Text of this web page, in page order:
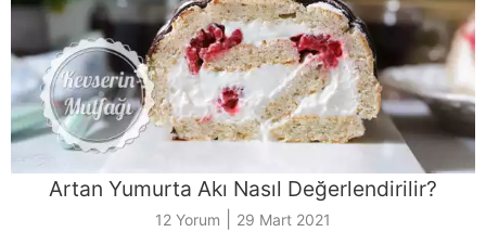
Artan Yumurta Akı Nasıl Değerlendirilir?
12 Yorum 29 Mart 2021